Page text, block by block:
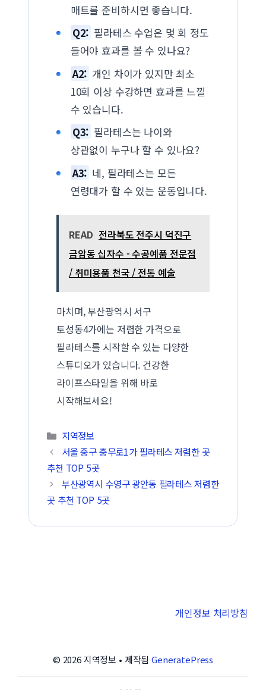
매트를 준비하시면 좋습니다.
Q2: 필라테스 수업은 몇 회 정도
들어야 효과를 볼 수 있나요?
A2: 개인 차이가 있지만 최소
10회 이상 수강하면 효과를 느낄
수 있습니다.
Q3: 필라테스는 나이와
상관없이 누구나 할 수 있나요?
A3: 네, 필라테스는 모든
연령대가 할 수 있는 운동입니다.
READ 전라북도 전주시 덕진구
금암동 십자수 - 수공예품 전문점
/ 취미용품 천국 / 전통 예술
마치며, 부산광역시 서구
토성동4가에는 저렴한 가격으로
필라테스를 시작할 수 있는 다양한
스튜디오가 있습니다. 건강한
라이프스타일을 위해 바로
시작해보세요!
카테고리
지역정보
서울 중구 충무로1가 필라테스 저렴한 곳
추천 TOP 5곳
부산광역시 수영구 광안동 필라테스 저렴한
곳 추천 TOP 5곳
개인정보 처리방침
© 2026 지역정보 • 제작됨GeneratePress